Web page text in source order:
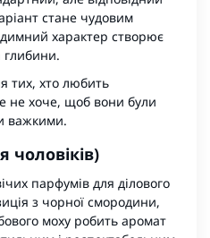
стане чудовим
характер створює
глибини.
тих, хто любить
не хоче, щоб вони були
важкими.
чоловіків)
парфумів для ділового
з чорної смородини,
моху робить аромат